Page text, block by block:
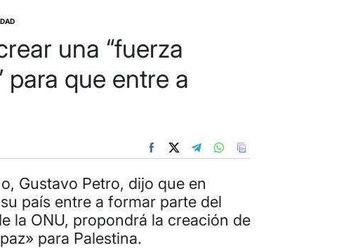
una “fuerza
para que entre a
Gustavo Petro, dijo que en
país entre a formar parte del
la ONU, propondrá la creación de
para Palestina.